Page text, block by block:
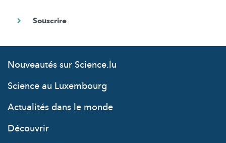
Nouveautés sur Science.lu
Science au Luxembourg
Actualités dans le monde
Découvrir